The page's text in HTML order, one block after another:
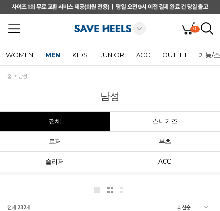
0
WOMEN MEN KIDS JUNIOR ACC OUTLET 기능/
홈 남성
남성
전체 스니커즈
로퍼 부츠
슬리퍼 ACC
전체 232개